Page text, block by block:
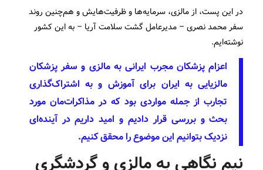
در این پست، از مالزی، سرمایه‌ها و ظرفیت‌هایش و هم‌چنین روند
سفر محمد نصری – مدیرعامل گشت سلامت آریا – به این کشور
نوشته‌ایم.
اعزام پزشکان مجرب ایرانی به مالزی و سفر پزشکان
مالزیایی به ایران برای آموزش و به اشتراک‌گذاری
تجارب از جمله مواردی بود که در مذاکرات‌مان مورد
بحث و بررسی قرار دادیم و امید داریم در آینده‌ای
نزدیک بتوانیم این موضوع را محقق کنیم.
نیم نگاهی به مالزی و گردشگری